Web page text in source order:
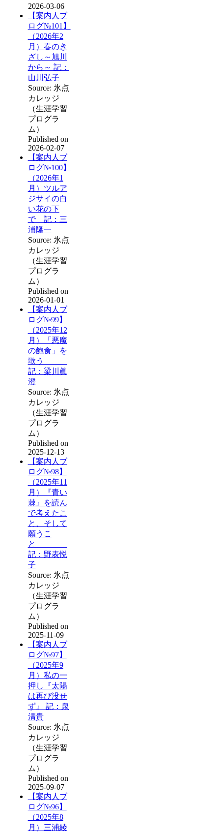
2026-03-06
【案内人ブ
ログ№101】
（2026年2
月）春のき
ざし～旭川
から～ 記：
山川弘子
Source: 氷点
カレッジ
（生涯学習
プログラ
ム）
Published on
2026-02-07
【案内人ブ
ログ№100】
（2026年1
月）ツルア
ジサイの白
い花の下
で 記：三
浦隆一
Source: 氷点
カレッジ
（生涯学習
プログラ
ム）
Published on
2026-01-01
【案内人ブ
ログ№99】
（2025年12
月）「悪魔
の飽食」を
歌う
記：梁川眞
澄
Source: 氷点
カレッジ
（生涯学習
プログラ
ム）
Published on
2025-12-13
【案内人ブ
ログ№98】
（2025年11
月）『青い
棘』を読ん
で考えたこ
と、そして
願うこ
と
記：野表悦
子
Source: 氷点
カレッジ
（生涯学習
プログラ
ム）
Published on
2025-11-09
【案内人ブ
ログ№97】
（2025年9
月）私の一
押し『太陽
は再び没せ
ず』 記：泉
清貴
Source: 氷点
カレッジ
（生涯学習
プログラ
ム）
Published on
2025-09-07
【案内人ブ
ログ№96】
（2025年8
月）三浦綾